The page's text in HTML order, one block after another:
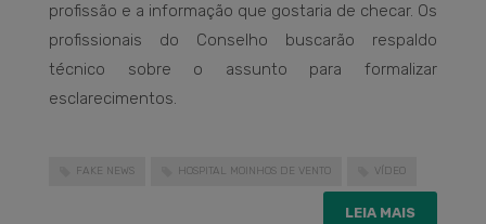
profissão e a informação que gostaria de checar. Os
profissionais do Conselho buscarão respaldo
técnico sobre o assunto para formalizar
esclarecimentos.
FAKE NEWS HOSPITAL MOINHOS DE VENTO VÍDEO
LEIA MAIS